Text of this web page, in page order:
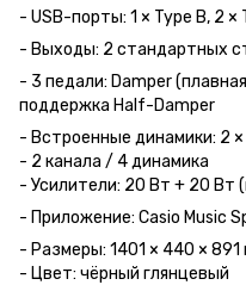
- USB-порты: 1 × Type B, 2 ×
- Выходы: 2 стандартных
- 3 педали: Damper
поддержка Half-Damper
- Встроенные динамики: 2 ×
- 2 канала / 4 динамика
- Усилители: 20 Вт + 20 Вт
- Приложение: Casio Music
- Размеры: 1401 × 440 ×
- Цвет: чёрный глянцевый